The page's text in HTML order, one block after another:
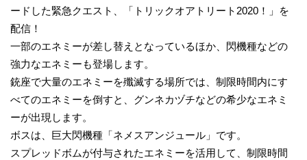
ードした緊急クエスト、「トリックオアトリート2020！」を
配信！
一部のエネミーが差し替えとなっているほか、閃機種などの
強力なエネミーも登場します。
銃座で大量のエネミーを殲滅する場所では、制限時間内にす
べてのエネミーを倒すと、グンネカヅチなどの希少なエネミ
ーが出現します。
ボスは、巨大閃機種「ネメスアンジュール」です。
スプレッドボムが付与されたエネミーを活用して、制限時間